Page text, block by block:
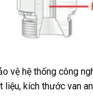
vệ hệ thống công
kích thước van